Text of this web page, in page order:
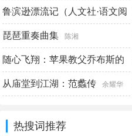
廉·梵·高著 张汉彬 杨立群编译
鲁滨逊漂流记（人文社·语文阅
读推荐丛书） [英]丹尼尔·笛福
琵琶重奏曲集 陈湘
随心飞翔：苹果教父乔布斯的
22条成功心经 成杰
从庙堂到江湖：范蠡传 余耀华
热搜词推荐